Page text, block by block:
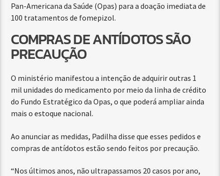
Pan-Americana da Saúde (Opas) para a doação imediata de
100 tratamentos de fomepizol.
COMPRAS DE ANTÍDOTOS SÃO
PRECAUÇÃO
O ministério manifestou a intenção de adquirir outras 1
mil unidades do medicamento por meio da linha de crédito
do Fundo Estratégico da Opas, o que poderá ampliar ainda
mais o estoque nacional.
Ao anunciar as medidas, Padilha disse que esses pedidos e
compras de antídotos estão sendo feitos por precaução.
“Nos últimos anos, não ultrapassamos 20 casos por ano,